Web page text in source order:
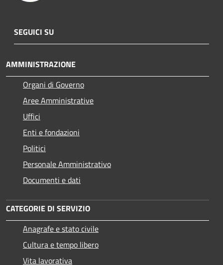
SEGUICI SU
AMMINISTRAZIONE
Organi di Governo
Aree Amministrative
Uffici
Enti e fondazioni
Politici
Personale Amministrativo
Documenti e dati
CATEGORIE DI SERVIZIO
Anagrafe e stato civile
Cultura e tempo libero
Vita lavorativa